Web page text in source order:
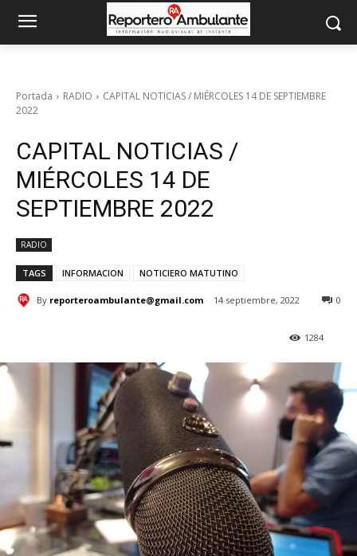
Portada RADIO
CAPITAL NOTICIAS / MIÉRCOLES 14 DE SEPTIEMBRE
2022
CAPITAL NOTICIAS /
MIÉRCOLES 14 DE
SEPTIEMBRE 2022
RADIO
TAGS INFORMACION NOTICIERO MATUTINO
By reporteroambulante@gmail.com 14 septiembre, 2022 0
1284